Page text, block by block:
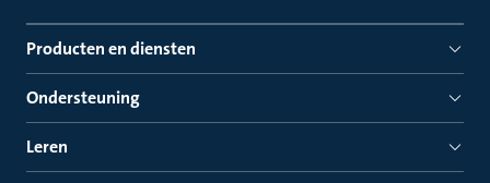
Producten en diensten
Ondersteuning
Leren